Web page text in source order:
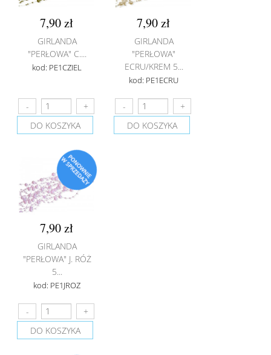
7,90 zł
GIRLANDA
"PERŁOWA" C....
kod: PE1CZIEL
DO KOSZYKA
7,90 zł
GIRLANDA
"PERŁOWA"
ECRU/KREM 5...
kod: PE1ECRU
DO KOSZYKA
7,90 zł
GIRLANDA
"PERŁOWA" J. RÓŻ
5...
kod: PE1JROZ
DO KOSZYKA